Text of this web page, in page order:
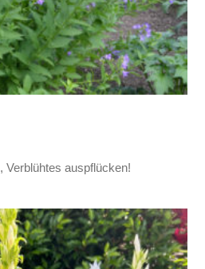
Verblühtes auspflücken!